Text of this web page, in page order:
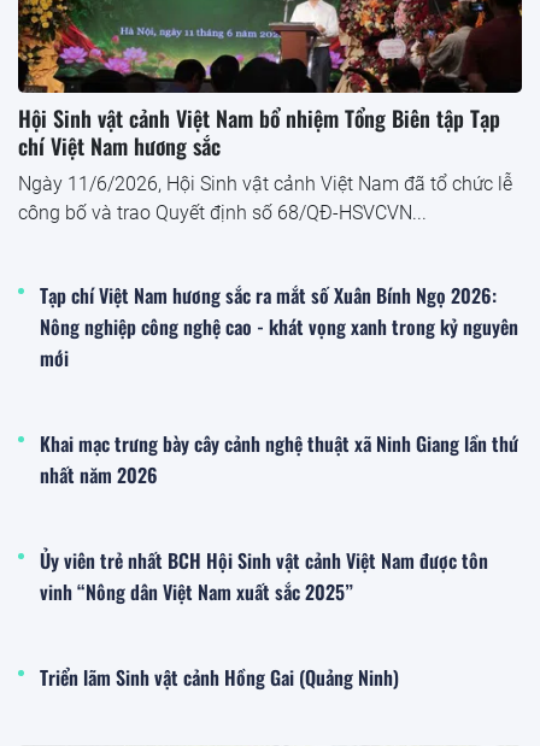
Hội Sinh vật cảnh Việt Nam bổ nhiệm Tổng Biên tập Tạp
chí Việt Nam hương sắc
Ngày 11/6/2026, Hội Sinh vật cảnh Việt Nam đã tổ chức lễ
công bố và trao Quyết định số 68/QĐ-HSVCVN...
Tạp chí Việt Nam hương sắc ra mắt số Xuân Bính Ngọ 2026:
Nông nghiệp công nghệ cao - khát vọng xanh trong kỷ nguyên
mới
Khai mạc trưng bày cây cảnh nghệ thuật xã Ninh Giang lần thứ
nhất năm 2026
Ủy viên trẻ nhất BCH Hội Sinh vật cảnh Việt Nam được tôn
vinh “Nông dân Việt Nam xuất sắc 2025”
Triển lãm Sinh vật cảnh Hồng Gai (Quảng Ninh)